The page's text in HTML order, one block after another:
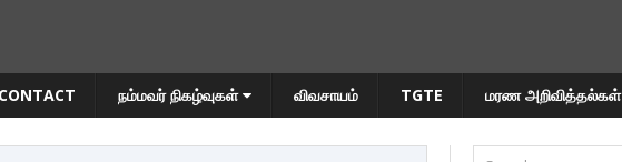
CONTACT நம்மவர் நிகழ்வுகள் விவசாயம் TGTE மரண அறிவித்தல்கள்